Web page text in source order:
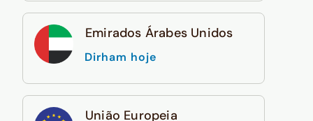
Emirados Árabes Unidos
Dirham hoje
União Europeia